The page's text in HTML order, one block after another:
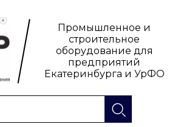
Промышленное и
строительное
оборудование для
предприятий
Екатеринбурга и УрФО